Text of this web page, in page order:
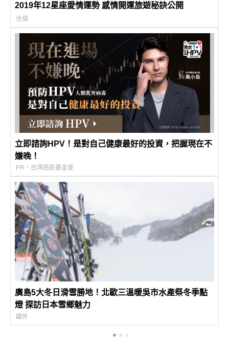
2019年12星座愛情運勢 感情開運旅遊秘訣公開
住宿
立即諮詢HPV！是對自己健康最好的投資，把握現在不
嫌晚！
PR・台灣癌症基金會
廣島5大冬日滑雪勝地！北歐三溫暖吳市水產祭冬季點
燈 探訪日本雪鄉魅力
國外